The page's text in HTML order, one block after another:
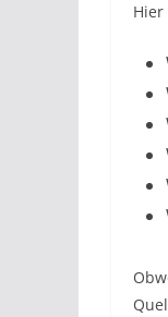
Hier